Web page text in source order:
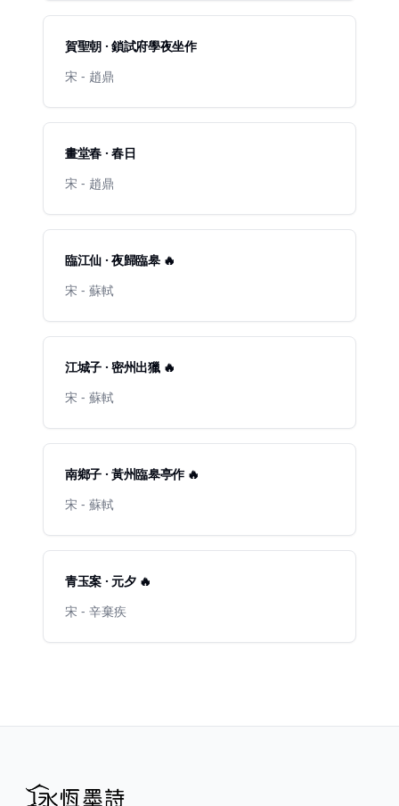
賀聖朝 · 鎖試府學夜坐作
宋 - 趙鼎
畫堂春 · 春日
宋 - 趙鼎
臨江仙 · 夜歸臨皋 🔥
宋 - 蘇軾
江城子 · 密州出獵 🔥
宋 - 蘇軾
南鄉子 · 黃州臨皋亭作 🔥
宋 - 蘇軾
青玉案 · 元夕 🔥
宋 - 辛棄疾